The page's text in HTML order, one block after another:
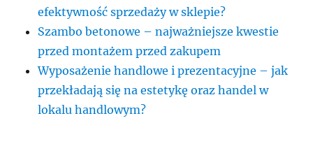
efektywność sprzedaży w sklepie?
Szambo betonowe – najważniejsze kwestie
przed montażem przed zakupem
Wyposażenie handlowe i prezentacyjne – jak
przekładają się na estetykę oraz handel w
lokalu handlowym?